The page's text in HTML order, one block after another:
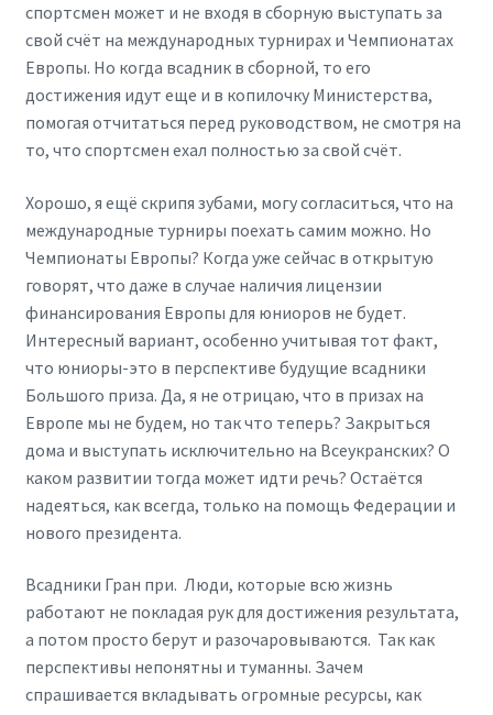
спортсмен может и не входя в сборную выступать за
свой счёт на международных турнирах и Чемпионатах
Европы. Но когда всадник в сборной, то его
достижения идут еще и в копилочку Министерства,
помогая отчитаться перед руководством, не смотря на
то, что спортсмен ехал полностью за свой счёт.
Хорошо, я ещё скрипя зубами, могу согласиться, что на
международные турниры поехать самим можно. Но
Чемпионаты Европы? Когда уже сейчас в открытую
говорят, что даже в случае наличия лицензии
финансирования Европы для юниоров не будет.
Интересный вариант, особенно учитывая тот факт,
что юниоры-это в перспективе будущие всадники
Большого приза. Да, я не отрицаю, что в призах на
Европе мы не будем, но так что теперь? Закрыться
дома и выступать исключительно на Всеукранских? О
каком развитии тогда может идти речь? Остаётся
надеяться, как всегда, только на помощь Федерации и
нового президента.
Всадники Гран при. Люди, которые всю жизнь
работают не покладая рук для достижения результата,
а потом просто берут и разочаровываются. Так как
перспективы непонятны и туманны. Зачем
спрашивается вкладывать огромные ресурсы, как